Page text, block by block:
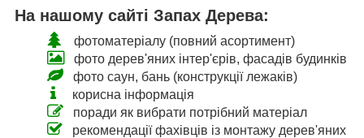
На нашому сайті Запах Дерева:
фотоматеріалу (повний асортимент)
фото дерев'яних інтер'єрів, фасадів будинків
фото саун, бань (конструкції лежаків)
корисна інформація
поради як вибрати потрібний матеріал
рекомендації фахівців із монтажу дерев'яних